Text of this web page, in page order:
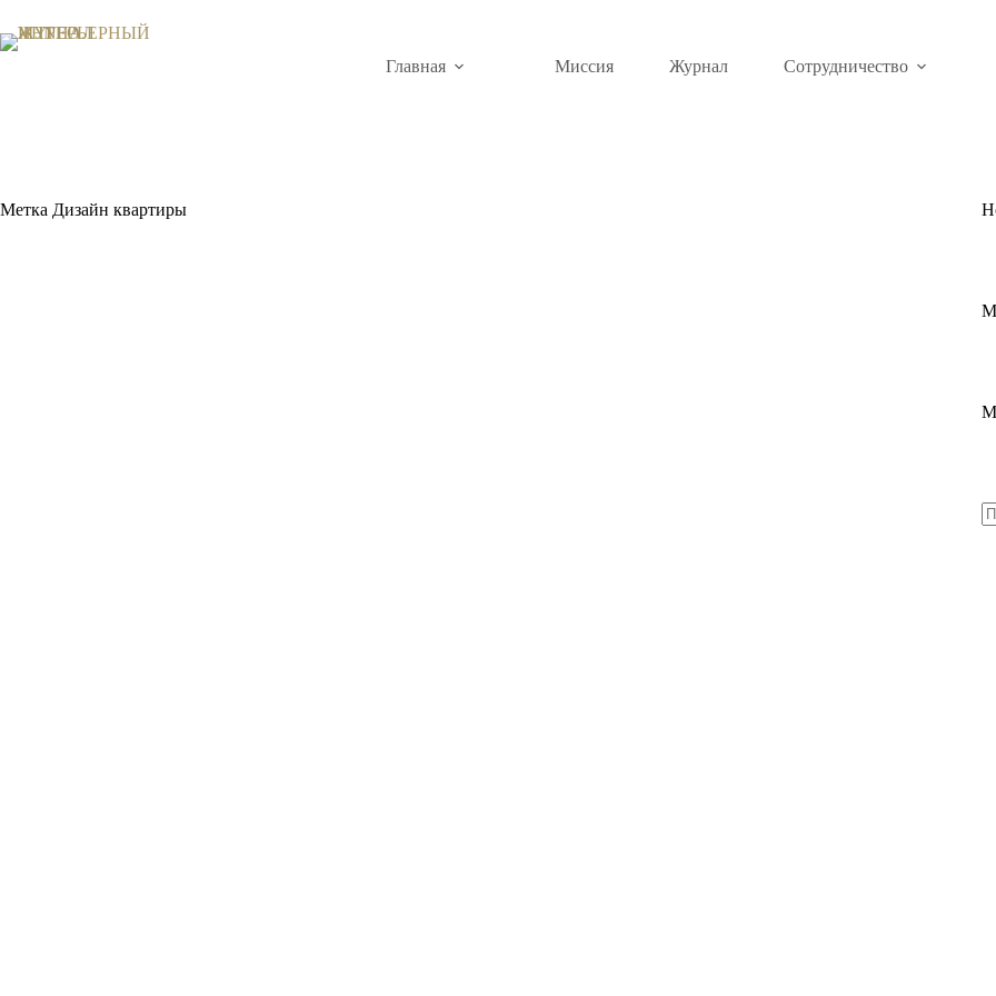
сути
Главная
Миссия Журнал Сотрудничество
Метка Дизайн квартиры